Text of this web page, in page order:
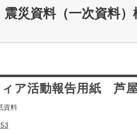
災資料（一次資料）
ア活動報告用紙 芦
資料